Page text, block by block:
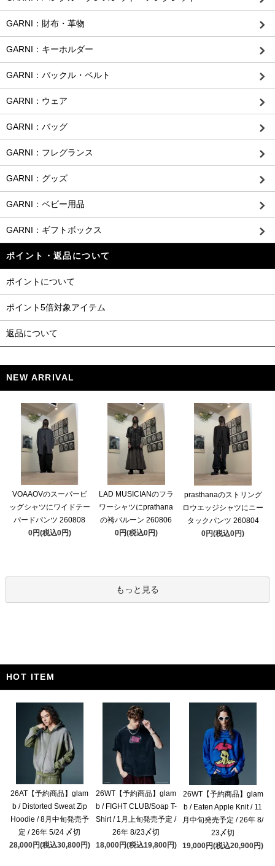
GARNI：財布・革物
GARNI：キーホルダー
GARNI：バックル・ベルト
GARNI：ウェア
GARNI：バッグ
GARNI：フレグランス
GARNI：グッズ
GARNI：ベビー用品
GARNI：ギフトボックス
ポイント・返品について
ポイントについて
ポイント5倍対象アイテム
返品について
NEW ARRIVAL
VOAAOVのスーパービ
ッグシャツにワイドテー
パードパンツ 260808
0円(税込0円)
LAD MUSICIANのフラ
ワーシャツにprathana
の袴バルーン 260806
0円(税込0円)
prasthanaのストリング
ロウエッジシャツにニー
タックパンツ 260804
0円(税込0円)
もっと見る
HOT ITEM
26AT【予約商品】glam
b / Distorted Sweat Zip
Hoodie / 8月中旬発売予
定 / 26年 5/24 〆切
28,000円(税込30,800円)
26WT【予約商品】glam
b / FIGHT CLUB/Soap T-
Shirt / 1月上旬発売予定 /
26年 8/23〆切
18,000円(税込19,800円)
26WT【予約商品】glam
b / Eaten Apple Knit / 11
月中旬発売予定 / 26年 8/
23〆切
19,000円(税込20,900円)